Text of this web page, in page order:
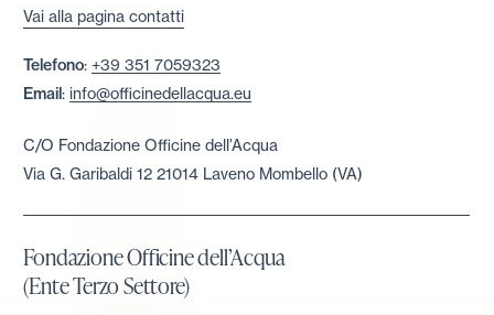
Vai alla pagina contatti
Telefono:+39 351 7059323
Email:info@officinedellacqua.eu
C/O Fondazione Officine dell’Acqua
Via G. Garibaldi 12 21014 Laveno Mombello (VA)
Fondazione Officine dell’Acqua
(Ente Terzo Settore)